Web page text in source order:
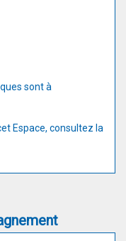
sont à
Espace, consultez la